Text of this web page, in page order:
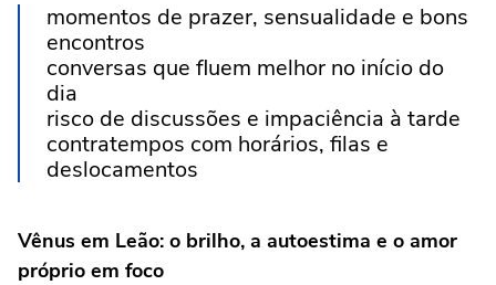
momentos de prazer, sensualidade e bons
encontros
conversas que fluem melhor no início do
dia
risco de discussões e impaciência à tarde
contratempos com horários, filas e
deslocamentos
Vênus em Leão: o brilho, a autoestima e o amor
próprio em foco